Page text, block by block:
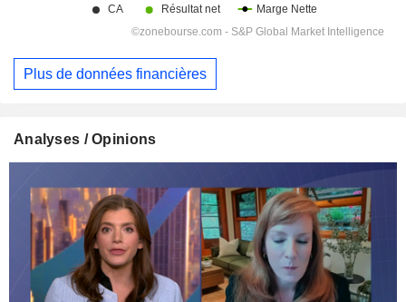
Plus de données financières
Analyses / Opinions